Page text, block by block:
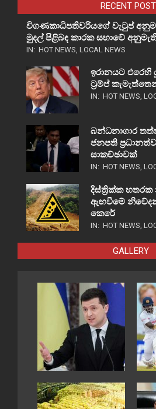
RECENT
විගණකාධිපතිවරියගේ වැටුප්
මුදල් පිළිබඳ කාරක සභාවේ
IN: HOT NEWS, LOCAL NEWS
ඉරානයට
ට්‍රම්ප්
IN: HOT NEWS,
බන්ධනාගාර
ජනපති
සාකච්ඡාවක්
IN: HOT NEWS,
දිස්ත්‍රික්ක
ඇඟවීමේ
කෙරේ
IN: HOT NEWS,
GALLERY